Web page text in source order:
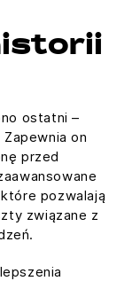
ostatni –
on
przed
pozwalają
związane z